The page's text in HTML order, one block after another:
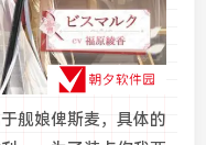
舰娘俾斯麦，具体的